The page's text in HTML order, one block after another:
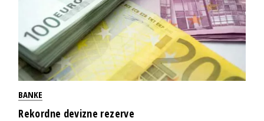
BANKE
Rekordne devizne rezerve